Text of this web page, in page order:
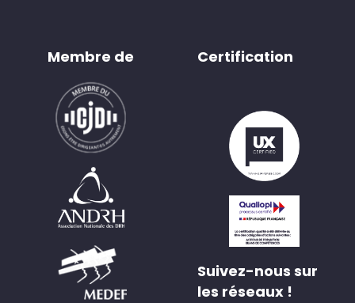
Membre de Certification
Suivez-nous sur
les réseaux !